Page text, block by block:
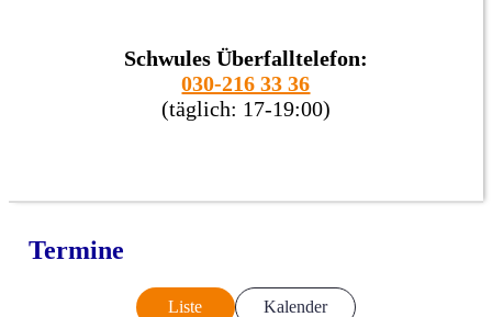
Schwules Überfalltelefon:
030-216 33 36
(täglich: 17-19:00)
Termine
Liste Kalender